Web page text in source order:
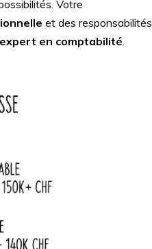
Votre
et des responsabilités
expert en comptabilité.